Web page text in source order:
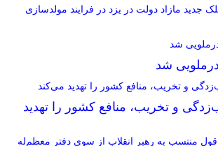
ملک جدید مازاد دولت در یزد در فرایند مولدسازی
شد
و تخریب، منافع کشور را تهدید